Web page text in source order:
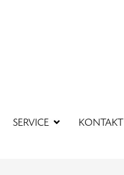
SERVICE KONTAKT